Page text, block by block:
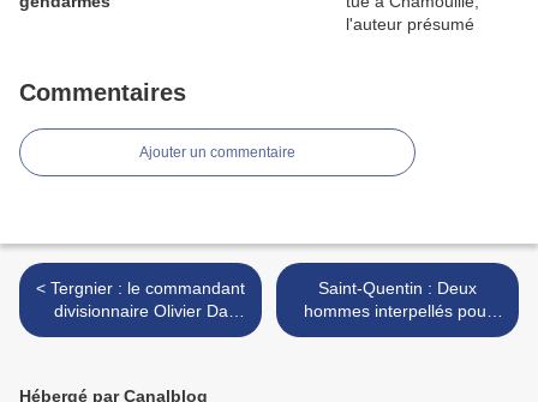
Commentaires
Ajouter un commentaire
< Tergnier : le commandant
divisionnaire Olivier Da
Silva officiellement installé à
Saint-Quentin : Deux
hommes interpellés pour
tentative d’obtention de
Hébergé par Canalblog